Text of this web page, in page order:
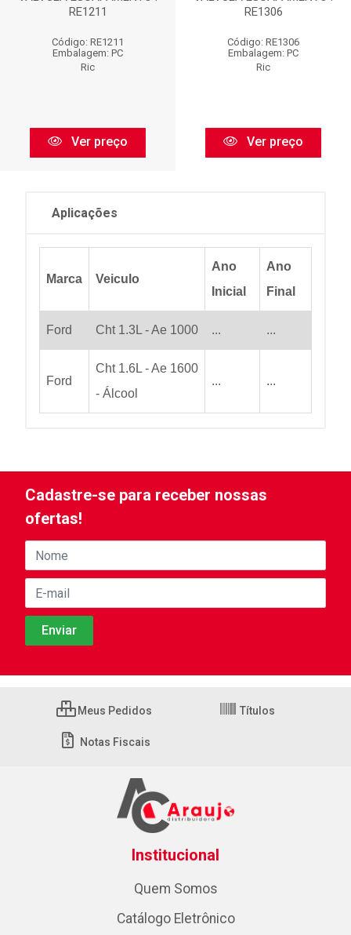
RE1211
Código: RE1211
Embalagem: PC
Ric
Ver preço
RE1306
Código: RE1306
Embalagem: PC
Ric
Ver preço
Aplicações
Marca Veiculo
Ano
Inicial
Ano
Final
Ford Cht 1.3L - Ae 1000 ... ...
Ford
Cht 1.6L - Ae 1600
- Álcool
... ...
Cadastre-se para receber nossas
ofertas!
Meus Pedidos Títulos
Notas Fiscais
Institucional
Quem Somos
Catálogo Eletrônico